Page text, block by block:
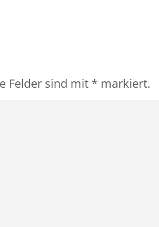
Felder sind mit * markiert.